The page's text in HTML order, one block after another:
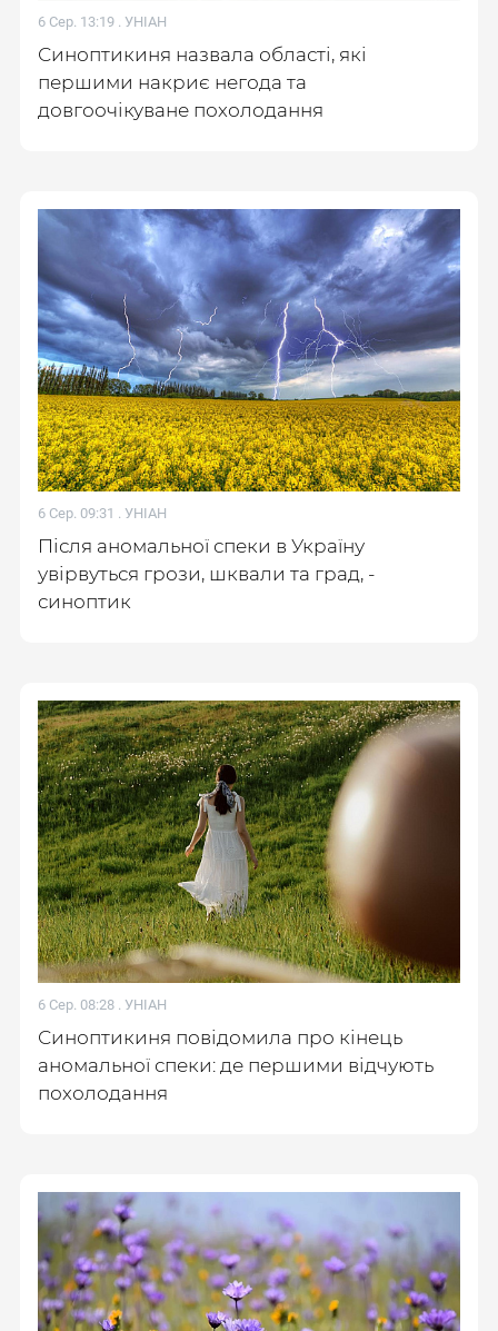
6 Сер. 13:19 . УНІАН
Синоптикиня назвала області, які
першими накриє негода та
довгоочікуване похолодання
6 Сер. 09:31 . УНІАН
Після аномальної спеки в Україну
увірвуться грози, шквали та град, -
синоптик
6 Сер. 08:28 . УНІАН
Синоптикиня повідомила про кінець
аномальної спеки: де першими відчують
похолодання